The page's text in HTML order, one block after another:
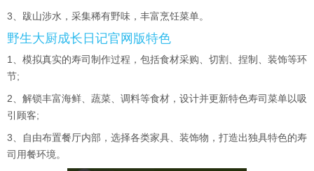
3、跋山涉水，采集稀有野味，丰富烹饪菜单。
野生大厨成长日记官网版特色
1、模拟真实的寿司制作过程，包括食材采购、切割、捏制、装饰等环
节;
2、解锁丰富海鲜、蔬菜、调料等食材，设计并更新特色寿司菜单以吸
引顾客;
3、自由布置餐厅内部，选择各类家具、装饰物，打造出独具特色的寿
司用餐环境。